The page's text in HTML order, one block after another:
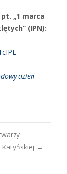
„1 marca
(IPN):
dzien-
→